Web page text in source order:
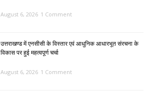
August 6, 2026 1 Comment
उत्तराखण्ड में एनसीसी के विस्तार एवं आधुनिक आधारभूत संरचना के
विकास पर हुई महत्वपूर्ण चर्चा
August 6, 2026 1 Comment